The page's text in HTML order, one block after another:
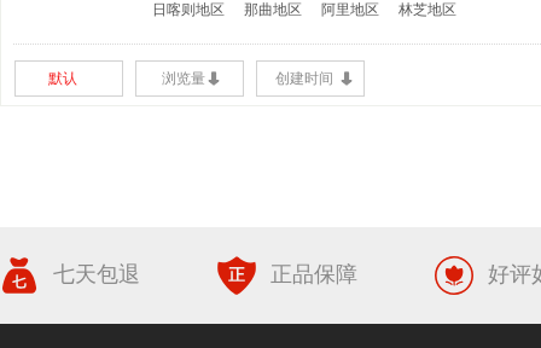
日喀则地区
那曲地区 阿里地区 林芝地区
默认 浏览量 创建时间
七天包退 正品保障 好评